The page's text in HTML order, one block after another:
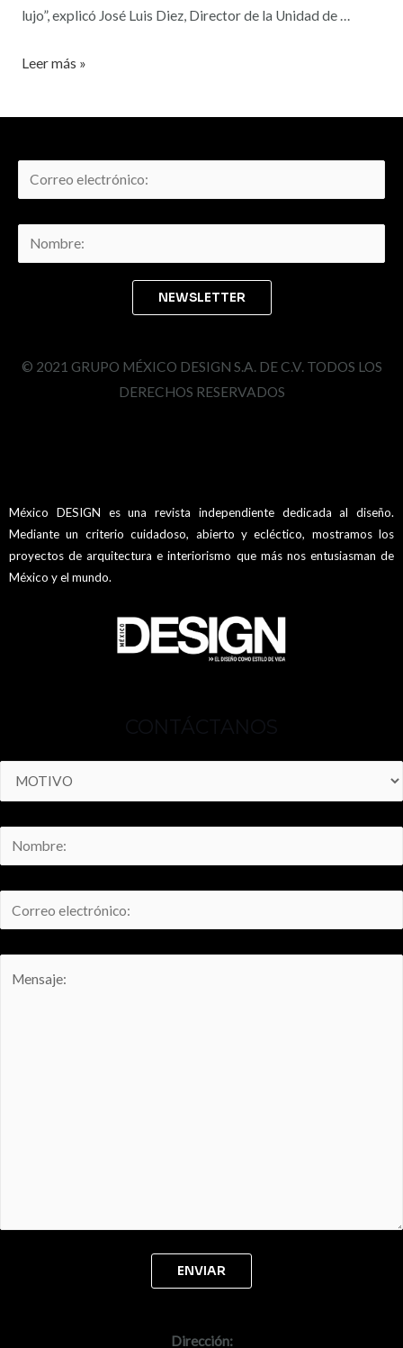
lujo”, explicó José Luis Diez, Director de la Unidad de …
Leer más »
© 2021 GRUPO MÉXICO DESIGN S.A. DE C.V. TODOS LOS
DERECHOS RESERVADOS
México DESIGN es una revista independiente dedicada al diseño.
Mediante un criterio cuidadoso, abierto y ecléctico, mostramos los
proyectos de arquitectura e interiorismo que más nos entusiasman de
México y el mundo.
CONTÁCTANOS
Dirección: